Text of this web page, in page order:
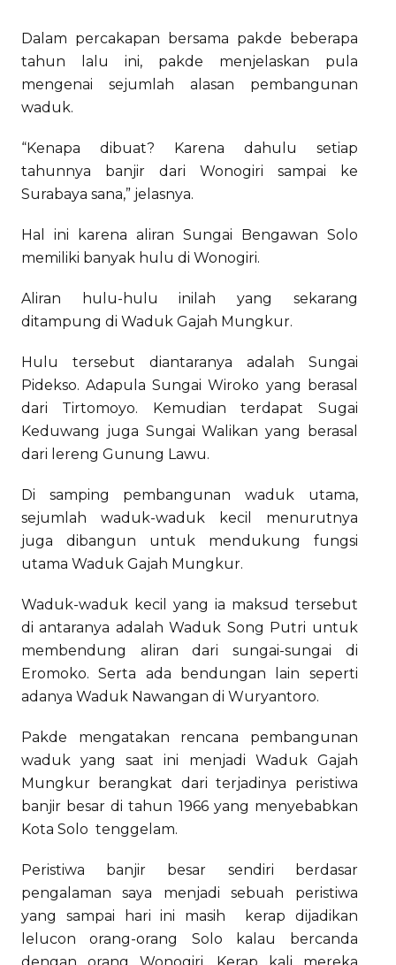
Dalam percakapan bersama pakde beberapa
tahun lalu ini, pakde menjelaskan pula
mengenai sejumlah alasan pembangunan
waduk.
“Kenapa dibuat? Karena dahulu setiap
tahunnya banjir dari Wonogiri sampai ke
Surabaya sana,” jelasnya.
Hal ini karena aliran Sungai Bengawan Solo
memiliki banyak hulu di Wonogiri.
Aliran hulu-hulu inilah yang sekarang
ditampung di Waduk Gajah Mungkur.
Hulu tersebut diantaranya adalah Sungai
Pidekso. Adapula Sungai Wiroko yang berasal
dari Tirtomoyo. Kemudian terdapat Sugai
Keduwang juga Sungai Walikan yang berasal
dari lereng Gunung Lawu.
Di samping pembangunan waduk utama,
sejumlah waduk-waduk kecil menurutnya
juga dibangun untuk mendukung fungsi
utama Waduk Gajah Mungkur.
Waduk-waduk kecil yang ia maksud tersebut
di antaranya adalah Waduk Song Putri untuk
membendung aliran dari sungai-sungai di
Eromoko. Serta ada bendungan lain seperti
adanya Waduk Nawangan di Wuryantoro.
Pakde mengatakan rencana pembangunan
waduk yang saat ini menjadi Waduk Gajah
Mungkur berangkat dari terjadinya peristiwa
banjir besar di tahun 1966 yang menyebabkan
Kota Solo tenggelam.
Peristiwa banjir besar sendiri berdasar
pengalaman saya menjadi sebuah peristiwa
yang sampai hari ini masih kerap dijadikan
lelucon orang-orang Solo kalau bercanda